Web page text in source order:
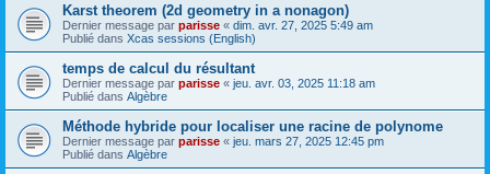
Karst theorem (2d geometry in a nonagon)
Dernier message par parisse « dim. avr. 27, 2025 5:49 am
Publié dans Xcas sessions (English)
temps de calcul du résultant
Dernier message par parisse « jeu. avr. 03, 2025 11:18 am
Publié dans Algèbre
Méthode hybride pour localiser une racine de polynome
Dernier message par parisse « jeu. mars 27, 2025 12:45 pm
Publié dans Algèbre